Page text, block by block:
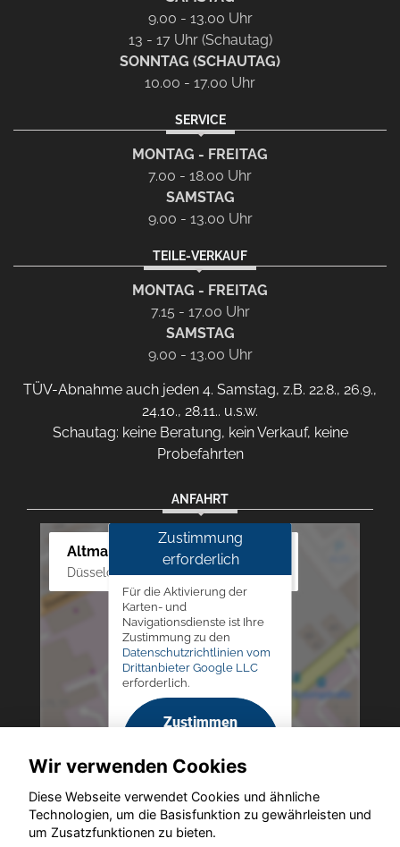
9.00 - 13.00 Uhr
13 - 17 Uhr (Schautag)
SONNTAG (SCHAUTAG)
10.00 - 17.00 Uhr
SERVICE
MONTAG - FREITAG
7.00 - 18.00 Uhr
SAMSTAG
9.00 - 13.00 Uhr
TEILE-VERKAUF
MONTAG - FREITAG
7.15 - 17.00 Uhr
SAMSTAG
9.00 - 13.00 Uhr
TÜV-Abnahme auch jeden 4. Samstag, z.B. 22.8., 26.9.,
24.10., 28.11.. u.s.w.
Schautag: keine Beratung, kein Verkauf, keine
Probefahrten
ANFAHRT
Altmann Autoland
Düsseldorfer Str. 69 - 79, 42781 Haan
Zustimmung
erforderlich
Für die Aktivierung der
Karten- und
Navigationsdienste ist Ihre
Zustimmung zu den
Datenschutzrichtlinien vom
Drittanbieter Google LLC
erforderlich.
Zustimmen
aktivieren
Wir verwenden Cookies
Diese Webseite verwendet Cookies und ähnliche
Technologien, um die Basisfunktion zu gewährleisten und
um Zusatzfunktionen zu bieten.